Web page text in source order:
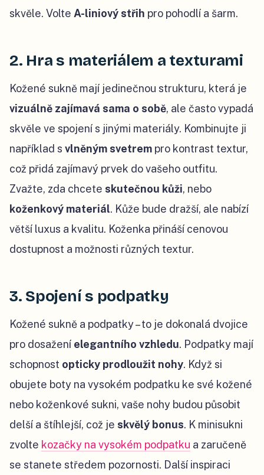
skvěle. Volte A-liniový střih pro pohodlí a šarm.
2. Hra s materiálem a texturami
Kožené sukně mají jedinečnou strukturu, která je
vizuálně zajímavá sama o sobě, ale často vypadá
skvěle ve spojení s jinými materiály. Kombinujte ji
například s vlněným svetrem pro kontrast textur,
což přidá zajímavý prvek do vašeho outfitu.
Zvažte, zda chcete skutečnou kůži, nebo
koženkový materiál. Kůže bude dražší, ale nabízí
větší luxus a kvalitu. Koženka přináší cenovou
dostupnost a možnosti různých textur.
3. Spojení s podpatky
Kožené sukně a podpatky – to je dokonalá dvojice
pro dosažení elegantního vzhledu. Podpatky mají
schopnost opticky prodloužit nohy. Když si
obujete boty na vysokém podpatku ke své kožené
nebo koženkové sukni, vaše nohy budou působit
delší a štíhlejší, což je skvělý bonus. K minisukni
zvolte kozačky na vysokém podpatku a zaručeně
se stanete středem pozornosti. Další inspiraci